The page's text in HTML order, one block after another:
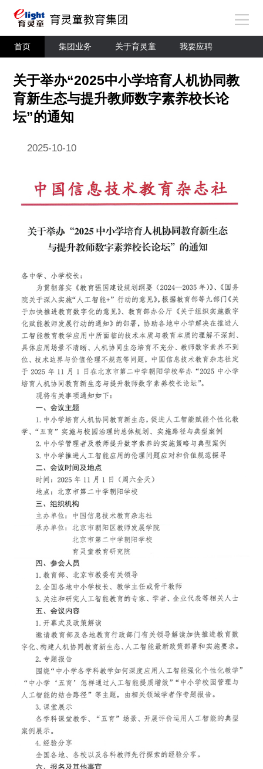
首页 集团业务 关于育灵童 我要应聘
关于举办“2025中小学培育人机协同教
育新生态与提升教师数字素养校长论
坛”的通知
2025-10-10